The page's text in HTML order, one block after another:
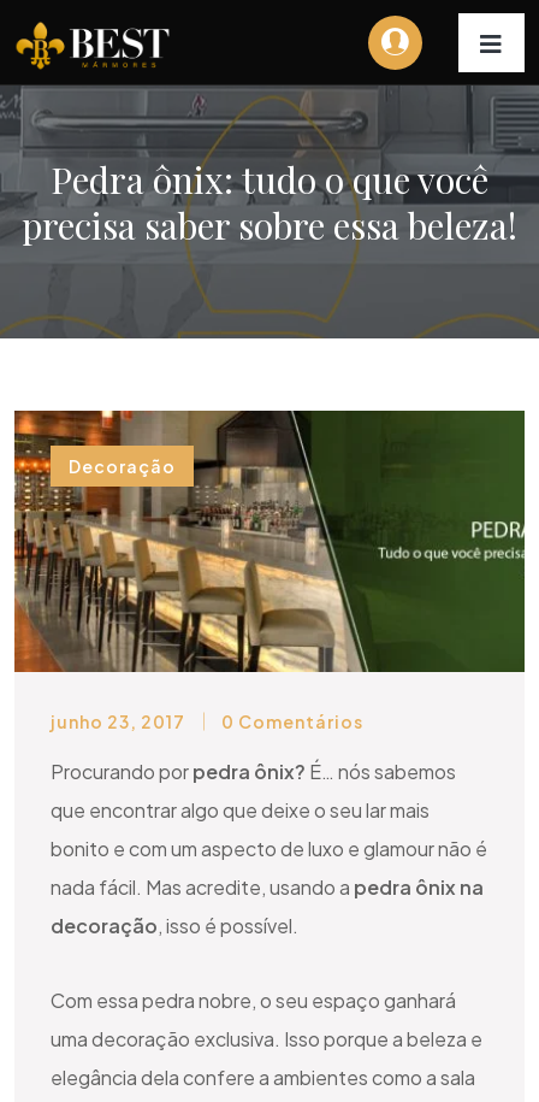
Pedra ônix: tudo o que você
precisa saber sobre essa beleza!
Decoração
junho 23, 2017 0 Comentários
Procurando porpedra ônix? É… nós sabemos
que encontrar algo que deixe o seu lar mais
bonito e com um aspecto de luxo e glamour não é
nada fácil. Mas acredite, usando a pedra ônix na
decoração, isso é possível.
Com essa pedra nobre, o seu espaço ganhará
uma decoração exclusiva. Isso porque a beleza e
elegância dela confere a ambientes como a sala